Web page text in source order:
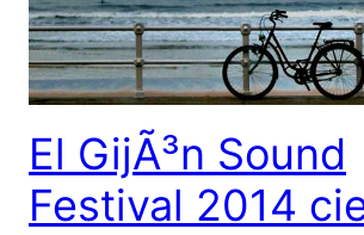
El GijÃ³n Sound
Festival 2014